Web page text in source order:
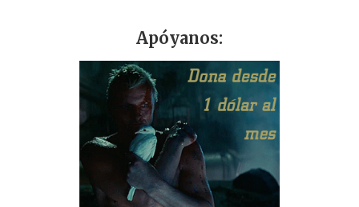
Apóyanos: